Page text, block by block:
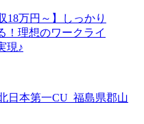
18万円～】しっかり
！理想のワークライ
現♪
日本第一CU_福島県郡山